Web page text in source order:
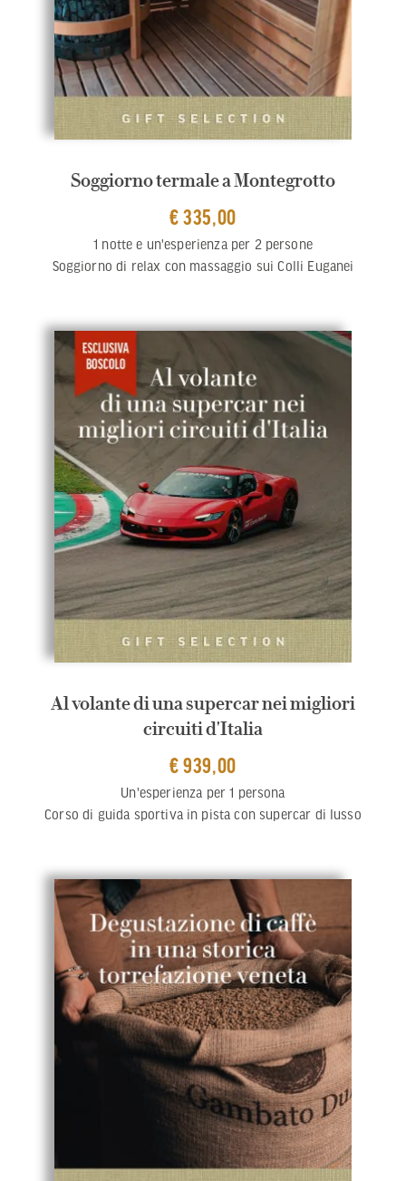
Soggiorno termale a Montegrotto
€ 335,00
1 notte e un'esperienza per 2 persone
Soggiorno di relax con massaggio sui Colli Euganei
Al volante di una supercar nei migliori
circuiti d'Italia
€ 939,00
Un'esperienza per 1 persona
Corso di guida sportiva in pista con supercar di lusso